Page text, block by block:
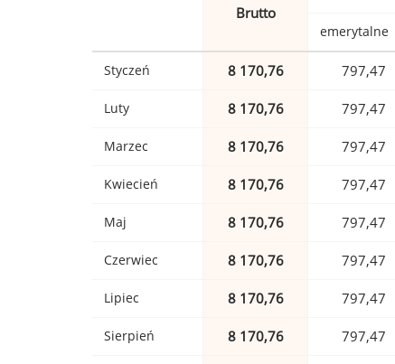
Brutto
emerytalne
Styczeń 8 170,76 797,47
Luty 8 170,76 797,47
Marzec 8 170,76 797,47
Kwiecień 8 170,76 797,47
Maj 8 170,76 797,47
Czerwiec 8 170,76 797,47
Lipiec 8 170,76 797,47
Sierpień 8 170,76 797,47